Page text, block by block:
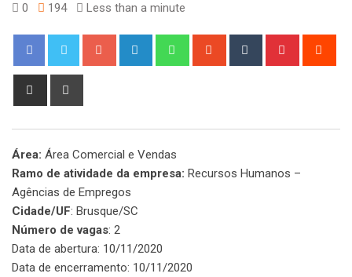
0 194 Less than a minute
Google+ LinkedIn WhatsappStumbleUpon
Tumblr Pinterest
Share
Área: Área Comercial e Vendas
Ramo de atividade da empresa: Recursos Humanos –
Agências de Empregos
Cidade/UF: Brusque/SC
Número de vagas: 2
Data de abertura: 10/11/2020
Data de encerramento: 10/11/2020